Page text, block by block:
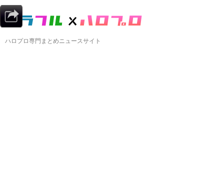
ハロプロ専門まとめニュースサイト